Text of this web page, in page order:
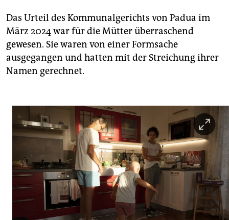
Das Urteil des Kommunalgerichts von Padua im
März 2024 war für die Mütter überraschend
gewesen. Sie waren von einer Formsache
ausgegangen und hatten mit der Streichung ihrer
Namen gerechnet.